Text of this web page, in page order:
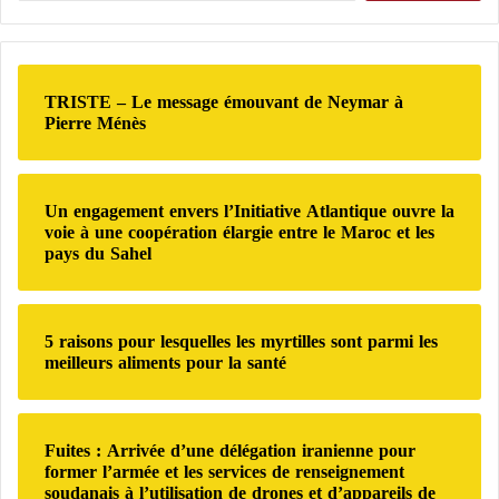
électroniquescomme une solution moins dangereuse
que les cigarettes classiques.
Le marketing autour des saveurs et du design
moderne a également fortement attiré les jeunes
consommateurs.
Le régime cétogène est-il bénéfique pour les
personnes atteintes de diabète de type 2 ?
4 signes : comment détecter précocement le
diabète chez l’enfant
Nicotine : une substance hautement addictive
La majorité descigarettes électroniquescontiennent
de la nicotine.
e
l
s
r
n
t
s
a
…
L
s
r
e
l
i
h
e
c
e
r
:
TRISTE – Le message émouvant de Neymar à
Pierre Ménès
Un engagement envers l’Initiative Atlantique ouvre la
voie à une coopération élargie entre le Maroc et les
pays du Sahel
5 raisons pour lesquelles les myrtilles sont parmi les
meilleurs aliments pour la santé
Fuites : Arrivée d’une délégation iranienne pour
former l’armée et les services de renseignement